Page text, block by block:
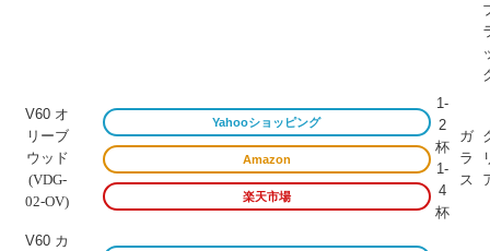
V60 オ
リーブ
ウッド
(VDG-
02-OV)
Yahooショッピング
Amazon
楽天市場
1-
2
杯
1-
4
杯
ガ
ラ
ス
V60 カ